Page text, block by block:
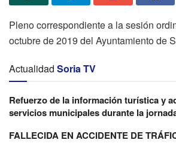
Pleno correspondiente a la sesión
octubre de 2019 del Ayuntamiento de
Actualidad Soria TV
Refuerzo de la información turística y
servicios municipales durante la
FALLECIDA EN ACCIDENTE DE